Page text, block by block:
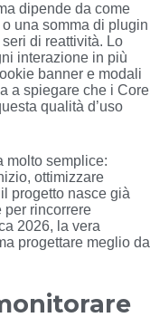
dipende da come
una somma di plugin
di reattività. Lo
interazione in più
banner e modali
a spiegare che i Core
qualità d’uso
molto semplice:
ottimizzare
progetto nasce già
per rincorrere
2026, la vera
progettare meglio da